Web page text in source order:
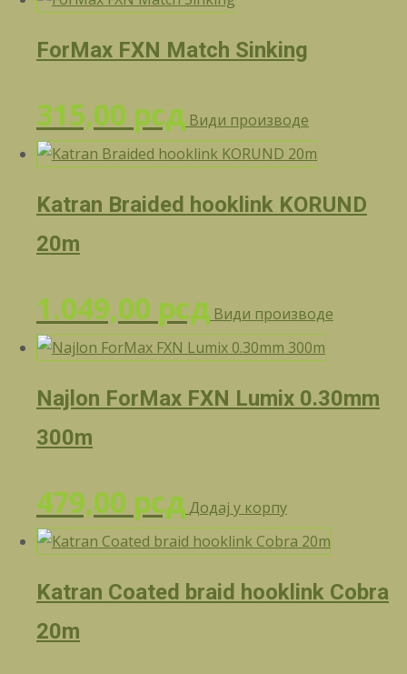
ForMax FXN Match Sinking
315,00 рсд Види производе
Katran Braided hooklink KORUND
20m
1.049,00 рсд Види производе
Najlon ForMax FXN Lumix 0.30mm
300m
479,00 рсд Додај у корпу
Katran Coated braid hooklink Cobra
20m